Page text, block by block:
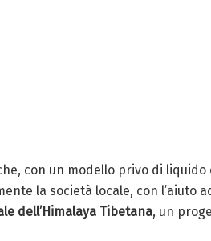
con un modello privo di liquido
la società locale, con l’aiuto
dell’Himalaya Tibetana, un